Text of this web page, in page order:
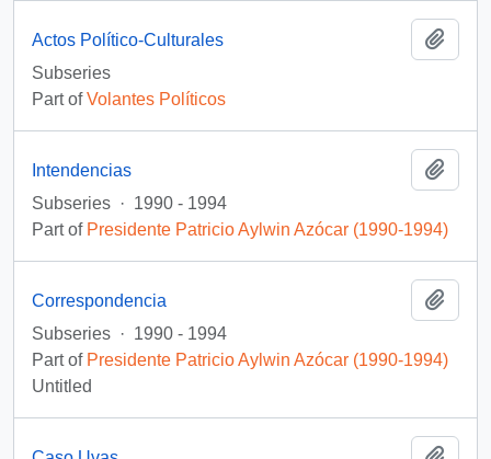
Actos Político-Culturales
Subseries
Part ofVolantes Políticos
Intendencias
Subseries · 1990 - 1994
Part of Presidente Patricio Aylwin Azócar (1990-1994)
Correspondencia
Subseries · 1990 - 1994
Part of Presidente Patricio Aylwin Azócar (1990-1994)
Untitled